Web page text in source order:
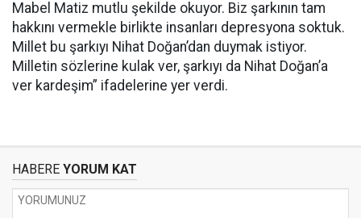
Mabel Matiz mutlu şekilde okuyor. Biz şarkının tam
hakkını vermekle birlikte insanları depresyona soktuk.
Millet bu şarkıyı Nihat Doğan’dan duymak istiyor.
Milletin sözlerine kulak ver, şarkıyı da Nihat Doğan’a
ver kardeşim” ifadelerine yer verdi.
HABERE YORUM KAT